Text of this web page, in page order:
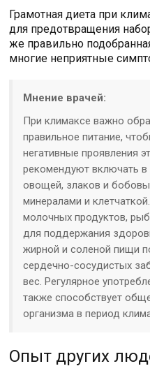
Грамотная диета при
для предотвращения
же правильно
многие неприятные
Мнение врачей:
При климаксе важно
правильное питание,
негативные проявления
рекомендуют включать
овощей, злаков и
минералами и
молочных продуктов,
для поддержания
жирной и соленой пищи
сердечно-сосудистых
вес. Регулярное
также способствует
организма в период
Опыт других